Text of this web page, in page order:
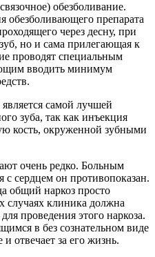
обезболивание.
обезболивающего препарата
через десну, при
но и сама прилегающая к
проводят специальным
вводить минимум
самой лучшей
зуба, так как инъекция
кость, окруженной зубными
очень редко. Больным
сердцем он противопоказан.
общий наркоз просто
случаях клиника должна
проведения этого наркоза.
в без сознательном виде
и отвечает за его жизнь.